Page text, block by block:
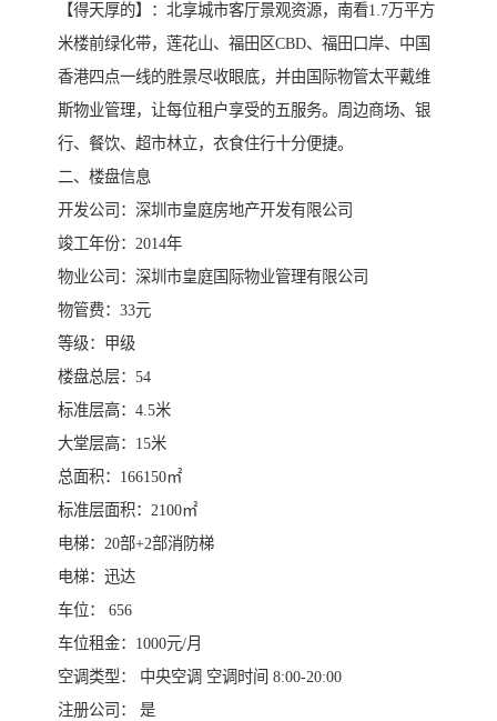
【得天厚的】：北享城市客厅景观资源，南看1.7万平方
米楼前绿化带，莲花山、福田区CBD、福田口岸、中国
香港四点一线的胜景尽收眼底，并由国际物管太平戴维
斯物业管理，让每位租户享受的五服务。周边商场、银
行、餐饮、超市林立，衣食住行十分便捷。
二、楼盘信息
开发公司：深圳市皇庭房地产开发有限公司
竣工年份：2014年
物业公司：深圳市皇庭国际物业管理有限公司
物管费：33元
等级：甲级
楼盘总层：54
标准层高：4.5米
大堂层高：15米
总面积：166150㎡
标准层面积：2100㎡
电梯：20部+2部消防梯
电梯：迅达
车位： 656
车位租金：1000元/月
空调类型： 中央空调 空调时间 8:00-20:00
注册公司： 是